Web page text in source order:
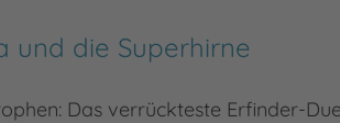
und die Superhirne
Das verrückteste Erfinder-